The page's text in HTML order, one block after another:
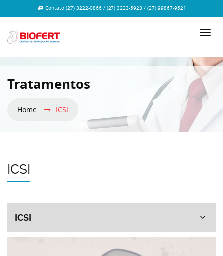
Contato (27) 3222-0866 / (27) 3223-5923 / (27) 99867-9521
Tratamentos
Home ICSI
ICSI
ICSI